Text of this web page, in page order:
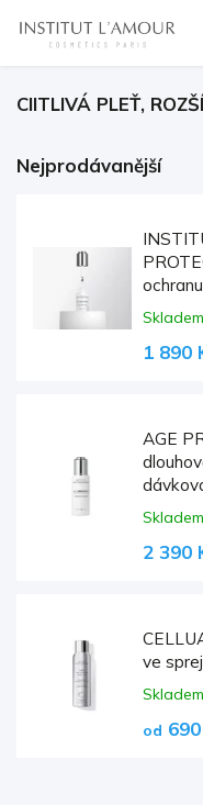
CIITLIVÁ PLEŤ,
Nejprodávanější
Skladem
1 890
AGE
Skladem
2 390
ve
Skladem
od